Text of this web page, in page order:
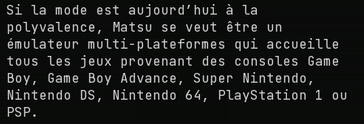
Si la mode est aujourd’hui à la
polyvalence, Matsu se veut être un
émulateur multi-plateformes qui accueille
tous les jeux provenant des consoles Game
Boy, Game Boy Advance, Super Nintendo,
Nintendo DS, Nintendo 64, PlayStation 1 ou
PSP.